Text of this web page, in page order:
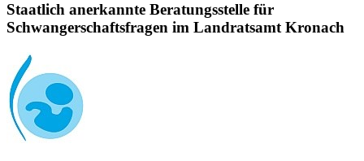
Staatlich anerkannte Beratungsstelle für
Schwangerschaftsfragen im Landratsamt Kronach